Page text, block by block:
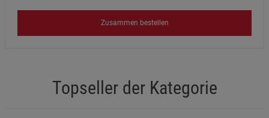
Zusammen bestellen
Topseller der Kategorie